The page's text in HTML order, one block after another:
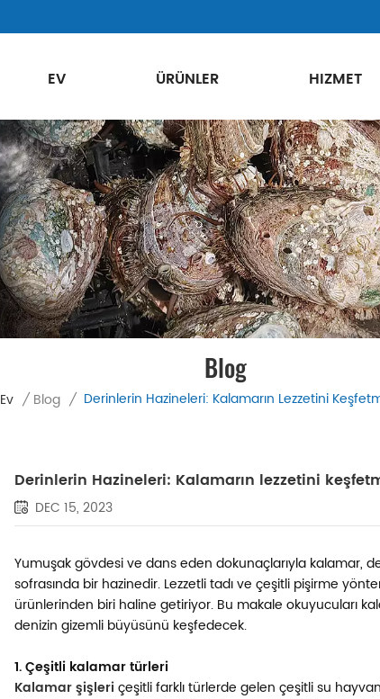
EV ÜRÜNLER HIZMET
Blog
Ev / Blog / Derinlerin Hazineleri: Kalamarın Lezzetini
Derinlerin Hazineleri: Kalamarın lezzetini
DEC 15, 2023
Yumuşak gövdesi ve dans eden dokunaçlarıyla kalamar,
sofrasında bir hazinedir. Lezzetli tadı ve çeşitli pişirme
ürünlerinden biri haline getiriyor. Bu makale okuyucuları
denizin gizemli büyüsünü keşfedecek.
1. Çeşitli kalamar türleri
Kalamar şişleriçeşitli farklı türlerde gelen çeşitli su